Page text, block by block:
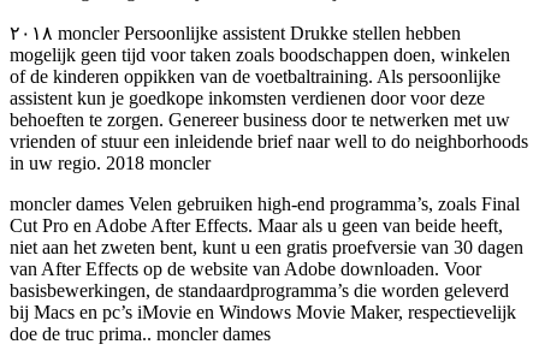
۲۰۱۸ moncler Persoonlijke assistent Drukke stellen hebben
mogelijk geen tijd voor taken zoals boodschappen doen, winkelen
of de kinderen oppikken van de voetbaltraining. Als persoonlijke
assistent kun je goedkope inkomsten verdienen door voor deze
behoeften te zorgen. Genereer business door te netwerken met uw
vrienden of stuur een inleidende brief naar well to do neighborhoods
in uw regio. 2018 moncler
moncler dames Velen gebruiken high-end programma’s, zoals Final
Cut Pro en Adobe After Effects. Maar als u geen van beide heeft,
niet aan het zweten bent, kunt u een gratis proefversie van 30 dagen
van After Effects op de website van Adobe downloaden. Voor
basisbewerkingen, de standaardprogramma’s die worden geleverd
bij Macs en pc’s iMovie en Windows Movie Maker, respectievelijk
doe de truc prima.. moncler dames